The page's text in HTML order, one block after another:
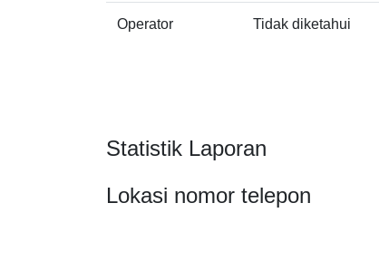
Operator Tidak diketahui
Statistik Laporan
Lokasi nomor telepon